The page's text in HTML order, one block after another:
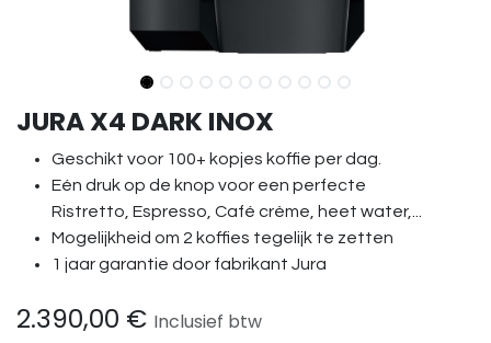
JURA X4 DARK INOX
Geschikt voor 100+ kopjes koffie per dag.
Eén druk op de knop voor een perfecte
Ristretto, Espresso, Café crème, heet water,...
Mogelijkheid om 2 koffies tegelijk te zetten
1 jaar garantie door fabrikant Jura
2.390,00 € Inclusief btw